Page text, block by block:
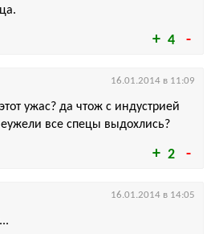
4
2
ужас? да чтож с индустрией
все спецы выдохлись?
16.01.2014 в 11:09
16.01.2014 в 14:05